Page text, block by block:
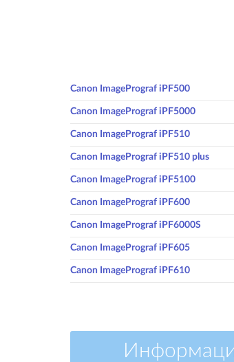
Canon ImagePrograf iPF500
Canon ImagePrograf iPF5000
Canon ImagePrograf iPF510
Canon ImagePrograf iPF510 plus
Canon ImagePrograf iPF5100
Canon ImagePrograf iPF600
Canon ImagePrograf iPF6000S
Canon ImagePrograf iPF605
Canon ImagePrograf iPF610